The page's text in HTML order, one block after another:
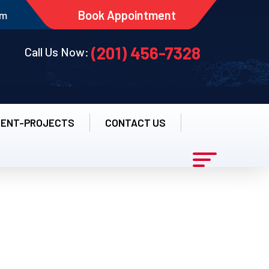
Book Appointment
Call Us Now: (201) 456-7328
PROJECTS CONTACT US